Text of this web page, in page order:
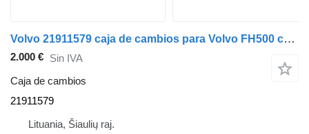
Volvo 21911579 caja de cambios para Volvo FH500 camión
2.000 € Sin IVA
Caja de cambios
21911579
Lituania, Šiaulių raj.